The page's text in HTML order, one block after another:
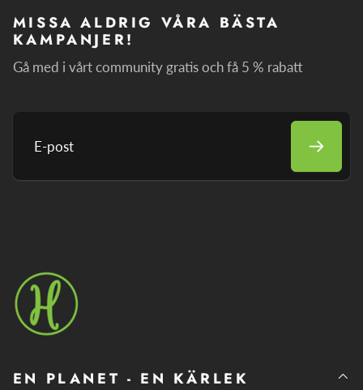
MISSA ALDRIG VÅRA BÄSTA
KAMPANJER!
Gå med i vårt community gratis och få 5 % rabatt
E-
EN PLANET - EN KÄRLEK